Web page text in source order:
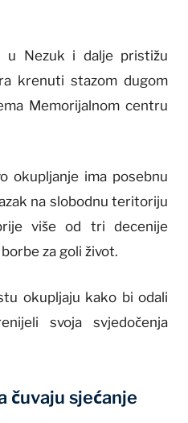
u Nezuk i dalje pristižu
krenuti stazom dugom
Memorijalnom centru
okupljanje ima posebnu
na slobodnu teritoriju
više od tri decenije
za goli život.
okupljaju kako bi odali
svoja svjedočenja
čuvaju sjećanje